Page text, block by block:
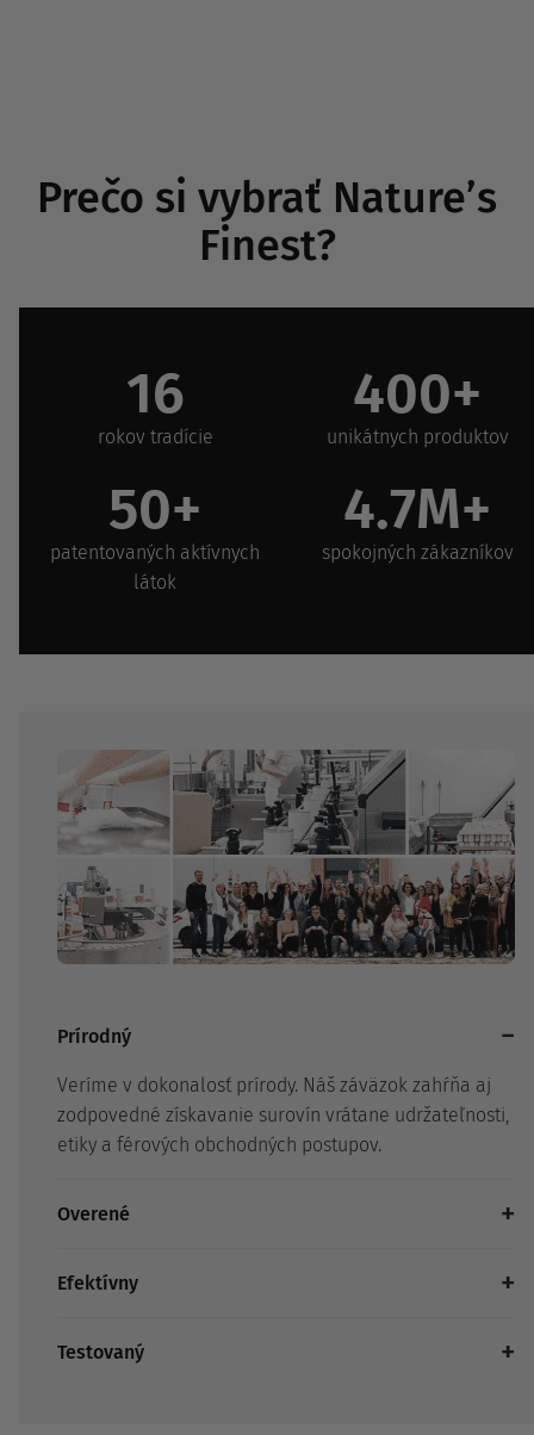
Prečo si vybrať Nature’s
Finest?
16
rokov tradície
400+
unikátnych produktov
50+
patentovaných aktívnych
látok
4.7M+
spokojných zákazníkov
Prírodný
Veríme v dokonalosť prírody. Náš záväzok zahŕňa aj
zodpovedné získavanie surovín vrátane udržateľnosti,
etiky a férových obchodných postupov.
Overené
Efektívny
Testovaný